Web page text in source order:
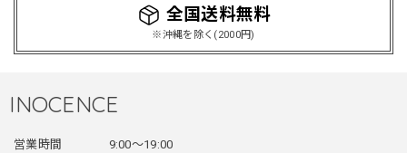
全国送料無料
※沖縄を除く(2000円)
レッドめちゃくちゃカッコイイし可愛いです！こういうのっ
てあまり他のお店で売ってないようなデザインだと思うので
買って良かったです！！ただ写真の通り袖の方が明らかに長
INOCENCE
営業時間
9:00〜19:00